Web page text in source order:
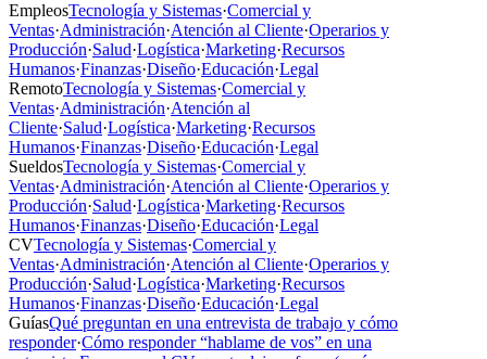
EmpleosTecnología y Sistemas·Comercial y
Ventas·Administración·Atención al Cliente·Operarios y
Producción·Salud·Logística·Marketing·Recursos
Humanos·Finanzas·Diseño·Educación·Legal
RemotoTecnología y Sistemas·Comercial y
Ventas·Administración·Atención al
Cliente·Salud·Logística·Marketing·Recursos
Humanos·Finanzas·Diseño·Educación·Legal
SueldosTecnología y Sistemas·Comercial y
Ventas·Administración·Atención al Cliente·Operarios y
Producción·Salud·Logística·Marketing·Recursos
Humanos·Finanzas·Diseño·Educación·Legal
CVTecnología y Sistemas·Comercial y
Ventas·Administración·Atención al Cliente·Operarios y
Producción·Salud·Logística·Marketing·Recursos
Humanos·Finanzas·Diseño·Educación·Legal
GuíasQué preguntan en una entrevista de trabajo y cómo
responder·Cómo responder “hablame de vos” en una